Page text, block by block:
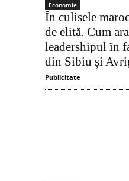
Economie
În culisele
de elită. Cum
leadershipul în
din Sibiu și
Publicitate